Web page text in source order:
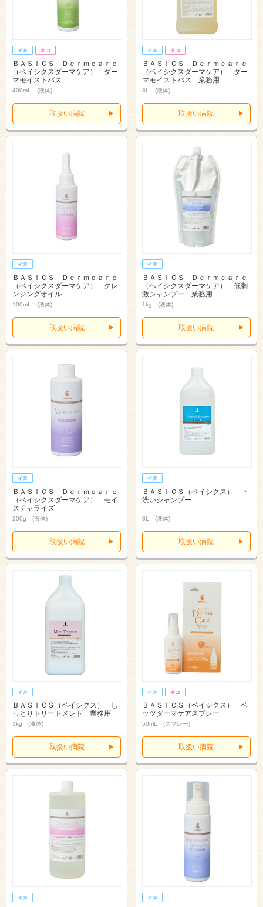
ＢＡＳＩＣＳ Ｄｅｒｍｃａｒｅ
（ベイシクスダーマケア） ダー
マモイストバス
400mL (液体)
取扱い病院
ＢＡＳＩＣＳ Ｄｅｒｍｃａｒｅ
（ベイシクスダーマケア） ダー
マモイストバス 業務用
3L (液体)
取扱い病院
ＢＡＳＩＣＳ Ｄｅｒｍｃａｒｅ
（ベイシクスダーマケア） クレ
ンジングオイル
100mL (液体)
取扱い病院
ＢＡＳＩＣＳ Ｄｅｒｍｃａｒｅ
（ベイシクスダーマケア） 低刺
激シャンプー 業務用
1kg (液体)
取扱い病院
ＢＡＳＩＣＳ Ｄｅｒｍｃａｒｅ
（ベイシクスダーマケア） モイ
スチャライズ
200g (液体)
取扱い病院
ＢＡＳＩＣＳ（ベイシクス） 下
洗いシャンプー
3L (液体)
取扱い病院
ＢＡＳＩＣＳ（ベイシクス） し
っとりトリートメント 業務用
3kg (液体)
取扱い病院
ＢＡＳＩＣＳ（ベイシクス） ベ
ッツダーマケアスプレー
50mL (スプレー)
取扱い病院